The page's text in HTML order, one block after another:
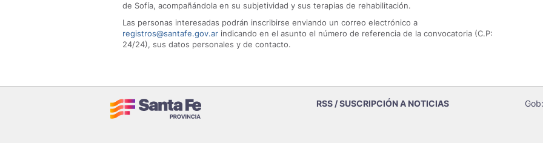
de Sofía, acompañándola en su subjetividad y sus terapias de rehabilitación.
Las personas interesadas podrán inscribirse enviando un correo electrónico a
registros@santafe.gov.ar indicando en el asunto el número de referencia de la convocatoria (C.P:
24/24), sus datos personales y de contacto.
RSS / SUSCRIPCIÓN A NOTICIAS